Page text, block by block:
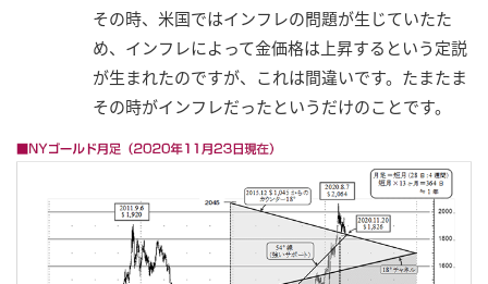
その時、米国ではインフレの問題が生じていたた
め、インフレによって金価格は上昇するという定説
が生まれたのですが、これは間違いです。たまたま
その時がインフレだったというだけのことです。